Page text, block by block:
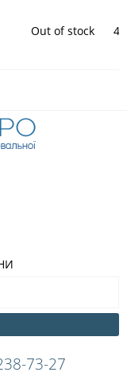
Out of stock
73-27